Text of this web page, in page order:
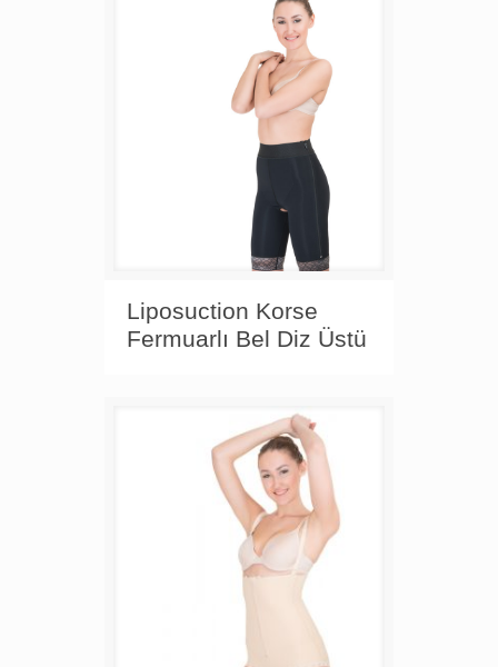
Liposuction Korse
Fermuarlı Bel Diz Üstü